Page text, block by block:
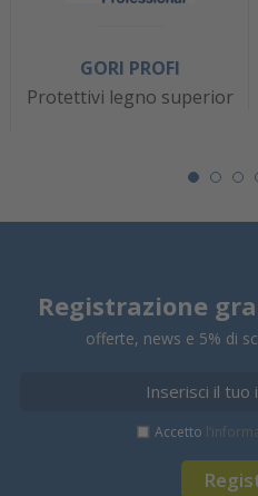
GORI PROFI
Protettivi legno superior
Registrazione
offerte, news e 5% di
Accetto